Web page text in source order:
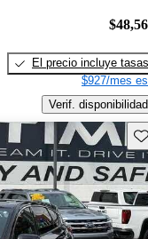
El precio incluye tasas
$927/mes
Verif. disponibilidad